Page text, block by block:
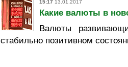
15:17 13.01.2017
Какие валюты в
Валюты
стабильно позитивном